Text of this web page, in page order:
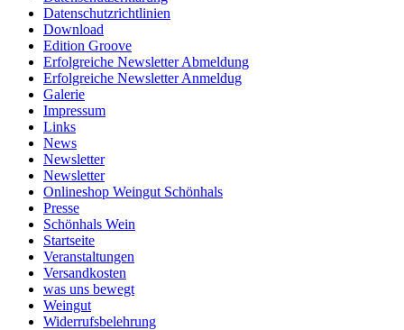
Datenschutzrichtlinien
Download
Edition Groove
Erfolgreiche Newsletter Abmeldung
Erfolgreiche Newsletter Anmeldug
Galerie
Impressum
Links
News
Newsletter
Newsletter
Onlineshop Weingut Schönhals
Presse
Schönhals Wein
Startseite
Veranstaltungen
Versandkosten
was uns bewegt
Weingut
Widerrufsbelehrung